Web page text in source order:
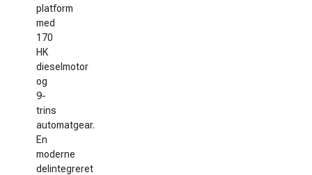
platform
med
170
HK
dieselmotor
og
9-
trins
automatgear.
En
moderne
delintegreret